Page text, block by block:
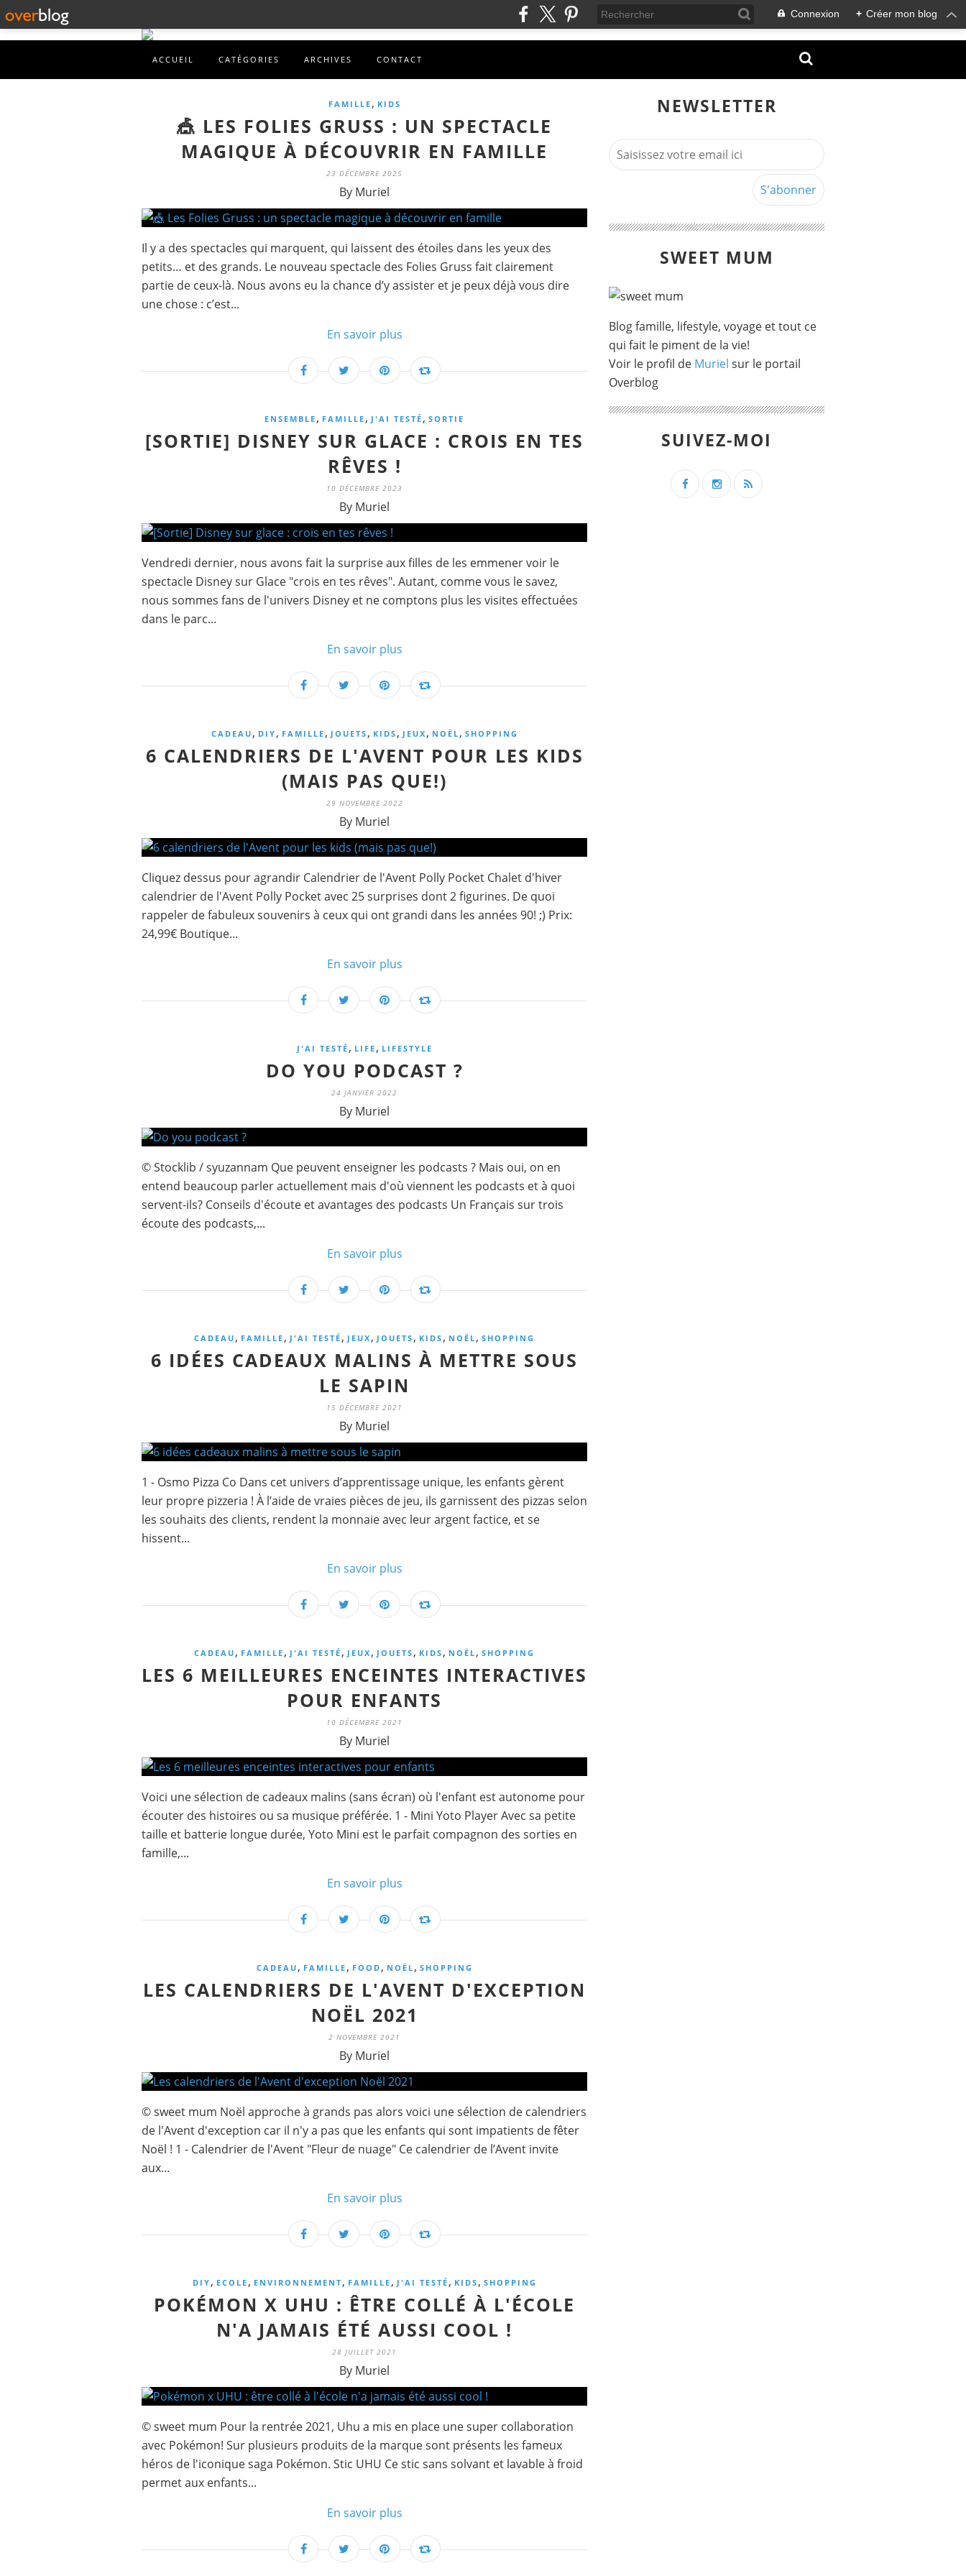
Connexion + Créer mon blog
ACCUEIL CATÉGORIES ARCHIVES CONTACT
FAMILLE , KIDS
🎪 LES FOLIES GRUSS : UN SPECTACLE
MAGIQUE À DÉCOUVRIR EN FAMILLE
23 DÉCEMBRE 2025
By Muriel
Il y a des spectacles qui marquent, qui laissent des étoiles dans les yeux des
petits… et des grands. Le nouveau spectacle des Folies Gruss fait clairement
partie de ceux-là. Nous avons eu la chance d’y assister et je peux déjà vous dire
une chose : c’est...
En savoir plus
ENSEMBLE , FAMILLE , J'AI TESTÉ , SORTIE
[SORTIE] DISNEY SUR GLACE : CROIS EN TES
RÊVES !
10 DÉCEMBRE 2023
By Muriel
Vendredi dernier, nous avons fait la surprise aux filles de les emmener voir le
spectacle Disney sur Glace "crois en tes rêves". Autant, comme vous le savez,
nous sommes fans de l'univers Disney et ne comptons plus les visites effectuées
dans le parc...
En savoir plus
CADEAU , DIY , FAMILLE , JOUETS , KIDS , JEUX , NOËL , SHOPPING
6 CALENDRIERS DE L'AVENT POUR LES KIDS
(MAIS PAS QUE!)
29 NOVEMBRE 2022
By Muriel
Cliquez dessus pour agrandir Calendrier de l'Avent Polly Pocket Chalet d'hiver
calendrier de l'Avent Polly Pocket avec 25 surprises dont 2 figurines. De quoi
rappeler de fabuleux souvenirs à ceux qui ont grandi dans les années 90! ;) Prix:
24,99€ Boutique...
En savoir plus
J'AI TESTÉ , LIFE , LIFESTYLE
DO YOU PODCAST ?
24 JANVIER 2022
By Muriel
© Stocklib / syuzannam Que peuvent enseigner les podcasts ? Mais oui, on en
entend beaucoup parler actuellement mais d'où viennent les podcasts et à quoi
servent-ils? Conseils d'écoute et avantages des podcasts Un Français sur trois
écoute des podcasts,...
En savoir plus
CADEAU , FAMILLE , J'AI TESTÉ , JEUX , JOUETS , KIDS , NOËL , SHOPPING
6 IDÉES CADEAUX MALINS À METTRE SOUS
LE SAPIN
15 DÉCEMBRE 2021
By Muriel
1 - Osmo Pizza Co Dans cet univers d’apprentissage unique, les enfants gèrent
leur propre pizzeria ! À l’aide de vraies pièces de jeu, ils garnissent des pizzas selon
les souhaits des clients, rendent la monnaie avec leur argent factice, et se
hissent...
En savoir plus
CADEAU , FAMILLE , J'AI TESTÉ , JEUX , JOUETS , KIDS , NOËL , SHOPPING
LES 6 MEILLEURES ENCEINTES INTERACTIVES
POUR ENFANTS
10 DÉCEMBRE 2021
By Muriel
Voici une sélection de cadeaux malins (sans écran) où l'enfant est autonome pour
écouter des histoires ou sa musique préférée. 1 - Mini Yoto Player Avec sa petite
taille et batterie longue durée, Yoto Mini est le parfait compagnon des sorties en
famille,...
En savoir plus
CADEAU , FAMILLE , FOOD , NOËL , SHOPPING
LES CALENDRIERS DE L'AVENT D'EXCEPTION
NOËL 2021
2 NOVEMBRE 2021
By Muriel
© sweet mum Noël approche à grands pas alors voici une sélection de calendriers
de l'Avent d'exception car il n'y a pas que les enfants qui sont impatients de fêter
Noël ! 1 - Calendrier de l'Avent "Fleur de nuage" Ce calendrier de l’Avent invite
aux...
En savoir plus
DIY , ECOLE , ENVIRONNEMENT, FAMILLE , J'AI TESTÉ , KIDS , SHOPPING
POKÉMON X UHU : ÊTRE COLLÉ À L'ÉCOLE
N'A JAMAIS ÉTÉ AUSSI COOL !
28 JUILLET 2021
By Muriel
© sweet mum Pour la rentrée 2021, Uhu a mis en place une super collaboration
avec Pokémon! Sur plusieurs produits de la marque sont présents les fameux
héros de l'iconique saga Pokémon. Stic UHU Ce stic sans solvant et lavable à froid
permet aux enfants...
En savoir plus
NEWSLETTER
SWEET MUM
Blog famille, lifestyle, voyage et tout ce
qui fait le piment de la vie!
Voir le profil de Muriel sur le portail
Overblog
SUIVEZ-MOI